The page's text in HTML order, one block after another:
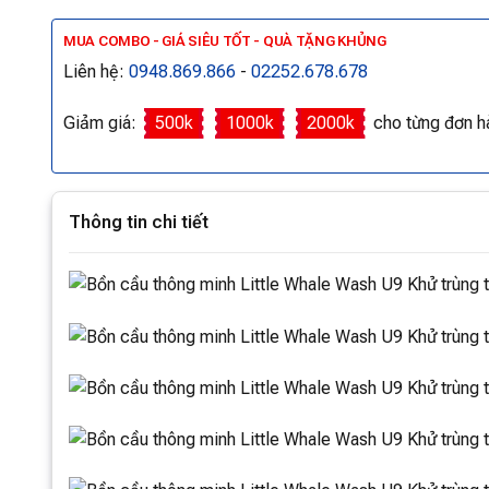
MUA COMBO - GIÁ SIÊU TỐT - QUÀ TẶNG KHỦNG
Liên hệ: 0948.869.866 - 02252.678.678
Giảm giá: 500k 1000k 2000k cho từng đơn
Thông tin chi tiết